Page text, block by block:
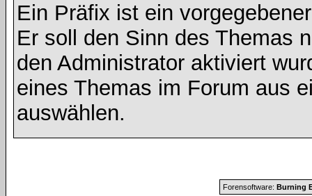
Ein Präfix ist ein
Er soll den Sinn des Themas
den Administrator aktiviert
eines Themas im Forum aus
auswählen.
Forensoftware: Burning